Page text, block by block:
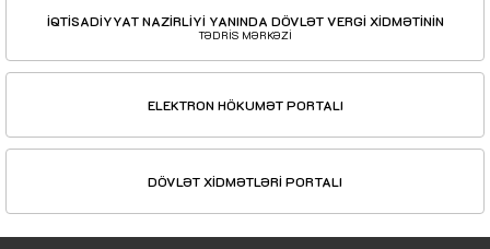
İQTİSADİYYAT NAZİRLİYİ YANINDA DÖVLƏT VERGİ XİDMƏTİNİN
TƏDRİS MƏRKƏZİ
ELEKTRON HÖKUMƏT PORTALI
DÖVLƏT XİDMƏTLƏRİ PORTALI